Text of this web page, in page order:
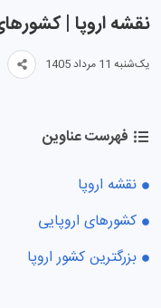
نقشه اروپا |
یک‌شنبه 11 مرداد 1405
فهرست عناوین
نقشه اروپا
کشورهای اروپایی
بزرگترین کشور اروپا